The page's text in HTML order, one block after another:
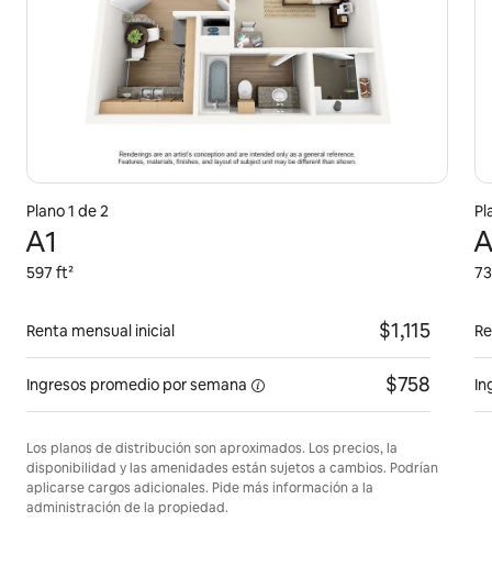
Plano 1 de 2
A1
597 ft²
Renta mensual inicial $1,115
Ingresos promedio porsemana $758
Los planos de distribución son aproximados. Los precios, la
disponibilidad y las amenidades están sujetos a cambios. Podrían
aplicarse cargos adicionales. Pide más información a la
administración de la propiedad.